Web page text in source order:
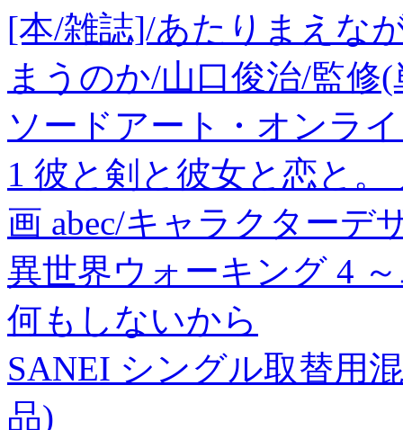
[本/雑誌]/あたりまえな
まうのか/山口俊治/監修
ソードアート・オンラ
1 彼と剣と彼女と恋と
画 abec/キャラクターデ
異世界ウォーキング 4
何もしないから
SANEI シングル取替用
品)